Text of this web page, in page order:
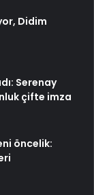
Didim
Serenay
çifte imza
öncelik: